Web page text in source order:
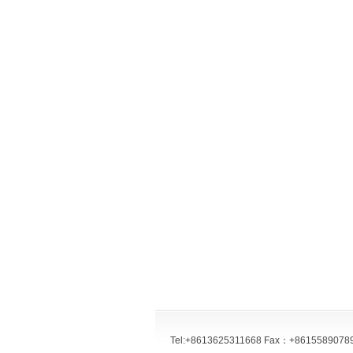
Tel:+8613625311668 Fax：